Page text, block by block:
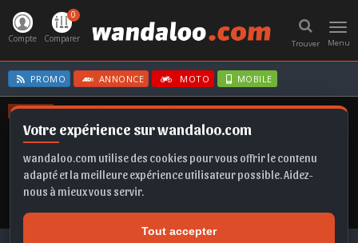
Votre expérience sur wandaloo.com
wandaloo.com utilise des cookies pour vous offrir le contenu
adapté et la meilleure expérience utilisateur possible. Aidez-
nous à mieux vous servir.
Tout accepter
Menu
Trouver
Compte
0
Comparer
PROMO ANNONCE MOTO MOBILE
OFFRES
FRONTERA EV TAIGO
Voiture Occasion Maroc
Toutes les annonces